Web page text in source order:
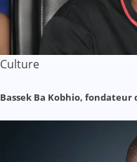
Culture
Bassek Ba Kobhio, fondateur